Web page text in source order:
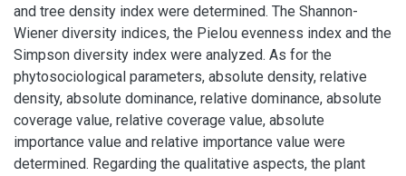
and tree density index were determined. The Shannon-
Wiener diversity indices, the Pielou evenness index and the
Simpson diversity index were analyzed. As for the
phytosociological parameters, absolute density, relative
density, absolute dominance, relative dominance, absolute
coverage value, relative coverage value, absolute
importance value and relative importance value were
determined. Regarding the qualitative aspects, the plant